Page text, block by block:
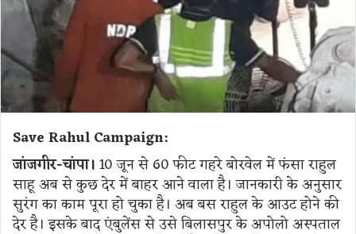
Save Rahul Campaign:
जांजगीर-चांपा।10 जून से 60 फीट गहरे बोरवेल में फंसा राहुल
साहू अब से कुछ देर में बाहर आने वाला है। जानकारी के अनुसार
सुरंग का काम पूरा हो चुका है। अब बस राहुल के आउट होने की
देर है। इसके बाद एंबुलेंस से उसे बिलासपुर के अपोलो अस्पताल